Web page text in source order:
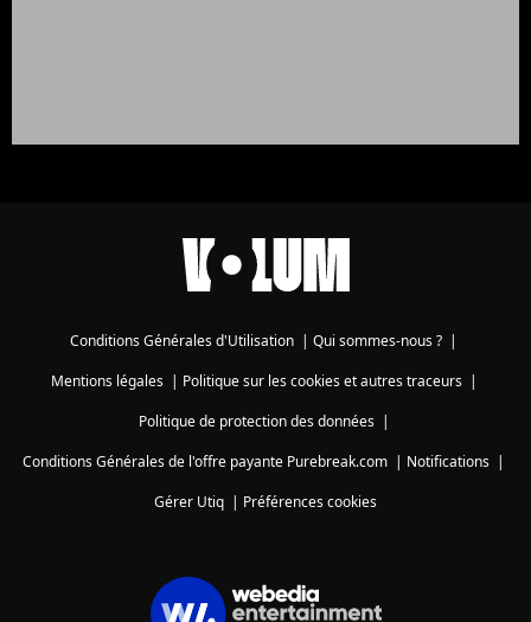
Conditions Générales d'Utilisation | Qui sommes-nous ? |
Mentions légales| Politique sur les cookies et autres traceurs|
Politique de protection des données|
Conditions Générales de l'offre payante Purebreak.com | Notifications |
Gérer Utiq | Préférences cookies